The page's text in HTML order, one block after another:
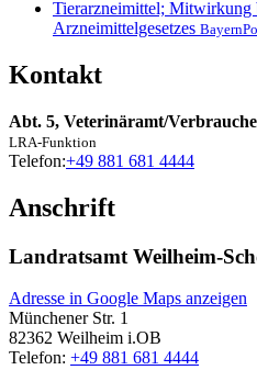
Tierarzneimittel; Mitwirkung
Arzneimittelgesetzes
Kontakt
Abt. 5, Veterinäramt/
LRA-Funktion
Telefon:+49 881 681 4444
Anschrift
Landratsamt Weilheim-
Adresse in Google Maps anzeigen
Münchener Str. 1
82362 Weilheim i.OB
Telefon: +49 881 681 4444